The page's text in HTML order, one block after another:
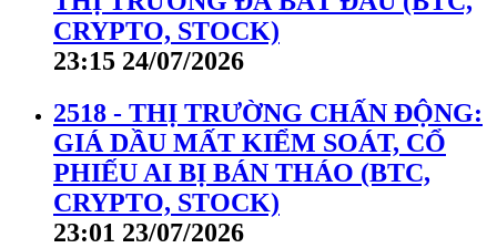
CRYPTO, STOCK)
23:15 24/07/2026
2518 - THỊ TRƯỜNG CHẤN ĐỘNG:
GIÁ DẦU MẤT KIỂM SOÁT, CỔ
PHIẾU AI BỊ BÁN THÁO (BTC,
CRYPTO, STOCK)
23:01 23/07/2026